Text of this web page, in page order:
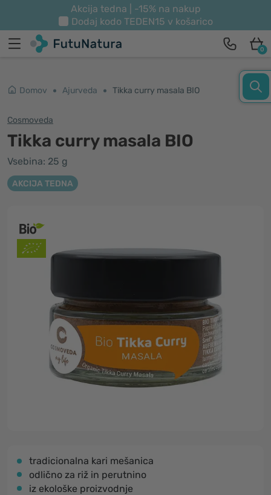
Akcija tedna | -15% na nakup
Dodaj kodo TEDEN15 v košarico
0
Domov Ajurveda Tikka curry masala BIO
Cosmoveda
Tikka curry masala BIO
Vsebina: 25 g
AKCIJA TEDNA
tradicionalna kari mešanica
odlično za riž in perutnino
iz ekološke proizvodnje